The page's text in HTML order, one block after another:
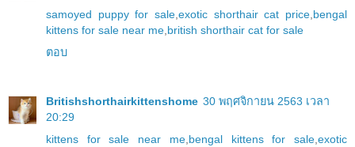
samoyed puppy for sale,exotic shorthair cat price,bengal
kittens for sale near me,british shorthair cat for sale
ตอบ
Britishshorthairkittenshome 30 พฤศจิกายน 2563 เวลา
20:29
kittens for sale near me,bengal kittens for sale,exotic